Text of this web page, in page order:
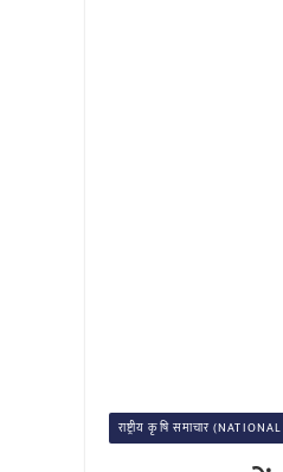
राष्ट्रीय कृषि समाचार